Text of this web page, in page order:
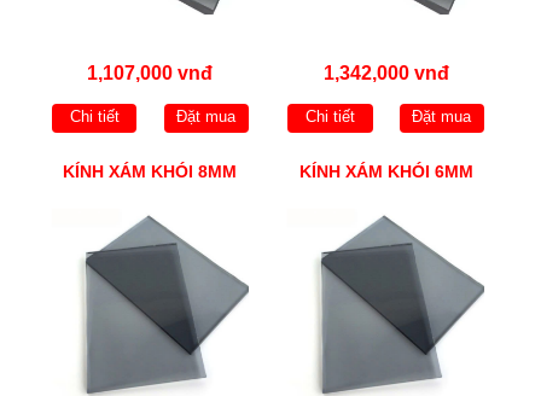
1,107,000 vnđ
Chi tiết Đặt mua
1,342,000 vnđ
Chi tiết Đặt mua
KÍNH XÁM KHÓI 8MM KÍNH XÁM KHÓI 6MM